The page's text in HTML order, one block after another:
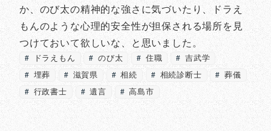
か、のび太の精神的な強さに気づいたり、ドラえ
もんのような心理的安全性が担保される場所を見
つけておいて欲しいな、と思いました。
ドラえもん のび太 住職
吉武学
埋葬
滋賀県 相続 相続診断士
葬儀
行政書士
遺言 高島市